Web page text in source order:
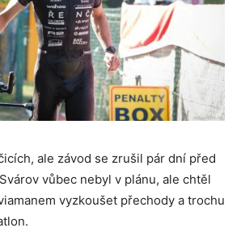
ale závod se zrušil pár dní před
vůbec nebyl v plánu, ale chtěl
vyzkoušet přechody a trochu